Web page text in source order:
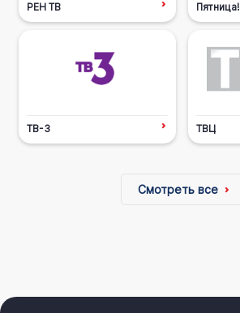
РЕН ТВ Пятница!
ТВ-3 ТВЦ
Смотреть все